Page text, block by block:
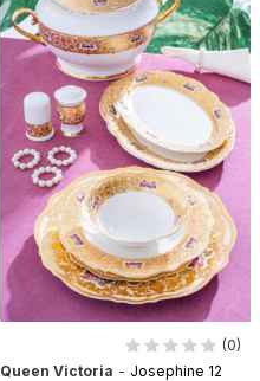
(0)
Queen Victoria - Josephine 12